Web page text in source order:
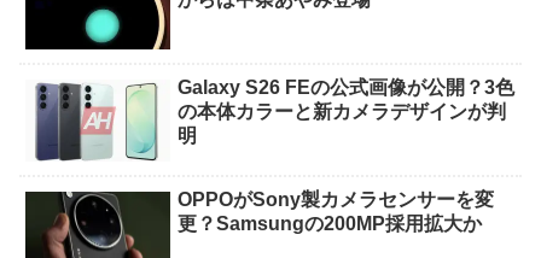
Galaxy S26 FEの公式画像が公開？3色
の本体カラーと新カメラデザインが判
明
OPPOがSony製カメラセンサーを変
更？Samsungの200MP採用拡大か